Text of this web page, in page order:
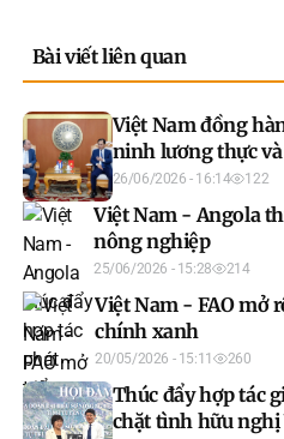
Bài viết liên quan
Việt Nam đồng
ninh lương thực
bền vững
26/06/2026 - 16:14 122
Việt Nam - Angola
nông nghiệp
25/06/2026 - 15:28 214
Việt Nam - FAO mở
chính xanh
20/05/2026 - 15:11 260
Thúc đẩy hợp tác
chặt tình hữu nghị